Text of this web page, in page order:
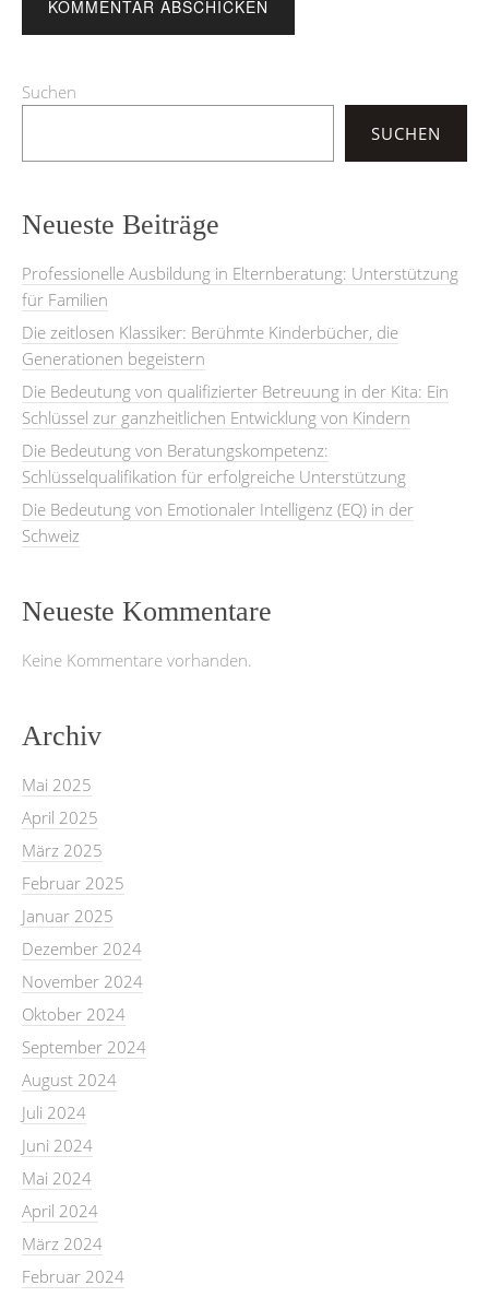
Suchen
SUCHEN
Neueste Beiträge
Professionelle Ausbildung in Elternberatung: Unterstützung
für Familien
Die zeitlosen Klassiker: Berühmte Kinderbücher, die
Generationen begeistern
Die Bedeutung von qualifizierter Betreuung in der Kita: Ein
Schlüssel zur ganzheitlichen Entwicklung von Kindern
Die Bedeutung von Beratungskompetenz:
Schlüsselqualifikation für erfolgreiche Unterstützung
Die Bedeutung von Emotionaler Intelligenz (EQ) in der
Schweiz
Neueste Kommentare
Keine Kommentare vorhanden.
Archiv
Mai 2025
April 2025
März 2025
Februar 2025
Januar 2025
Dezember 2024
November 2024
Oktober 2024
September 2024
August 2024
Juli 2024
Juni 2024
Mai 2024
April 2024
März 2024
Februar 2024